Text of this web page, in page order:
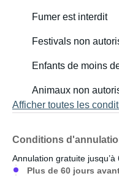
Fumer est interdit
Festivals non
Enfants de moins
Animaux non
Afficher toutes les
Conditions
Annulation gratuite
Plus de 60 jours